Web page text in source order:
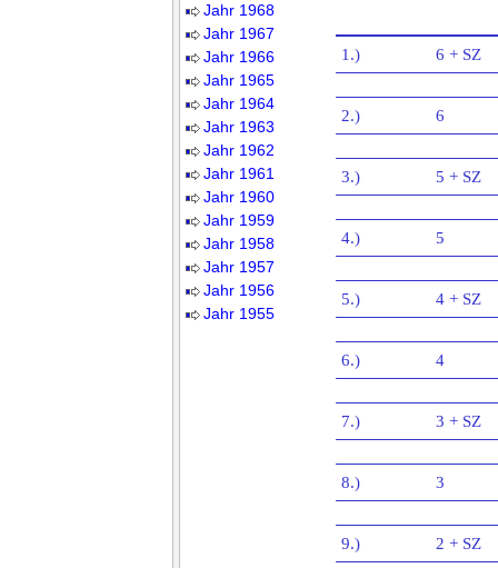
Jahr 1968
Jahr 1967
Jahr 1966
Jahr 1965
Jahr 1964
Jahr 1963
Jahr 1962
Jahr 1961
Jahr 1960
Jahr 1959
Jahr 1958
Jahr 1957
Jahr 1956
Jahr 1955
1.) 6 + SZ
2.) 6
3.) 5 + SZ
4.) 5
5.) 4 + SZ
6.) 4
7.) 3 + SZ
8.) 3
9.) 2 + SZ